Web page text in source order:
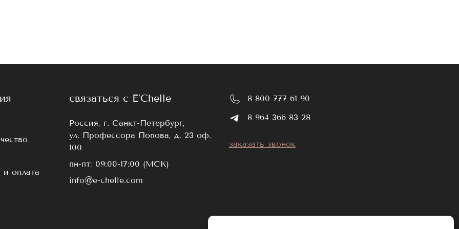
изгибов: С, С+, D и D+. Такое разнообразие позволяет выбрать наиболее подходящие
опыт в индустрии красоты взгляда. В течение 5 лет мы работали с клиентами и
материалах.
премиального качества;
и оплата
связаться с E’Chelle
Россия, г. Санкт-Петербург,
ул. Профессора Попова, д. 23 оф.
100
пн-пт: 09:00-17:00 (МСК)
info@e-chelle.com
8 800 777 61 90
8 964 366 83 28
заказать звонок